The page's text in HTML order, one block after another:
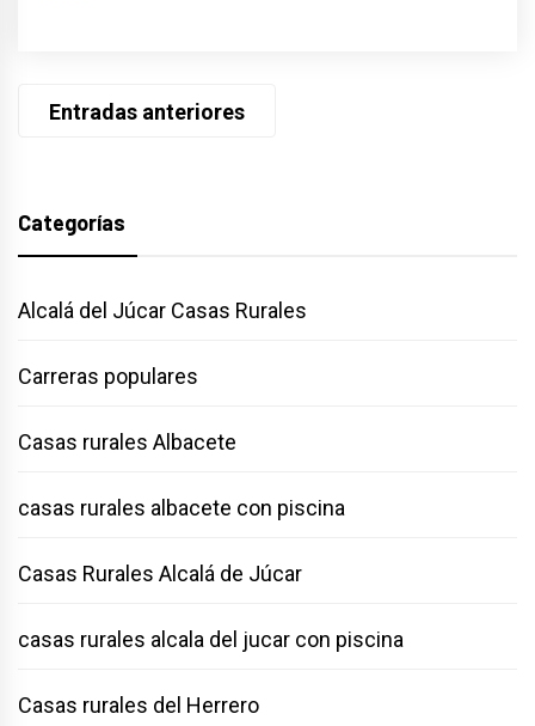
Navegación
Entradas anteriores
Categorías
Alcalá del Júcar Casas Rurales
Carreras populares
Casas rurales Albacete
casas rurales albacete con piscina
Casas Rurales Alcalá de Júcar
casas rurales alcala del jucar con piscina
Casas rurales del Herrero